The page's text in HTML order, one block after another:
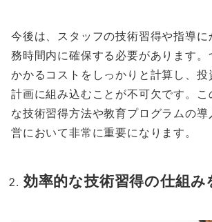
今後は、スタッフの技術習得や指導に
務時間内に確保する必要があります。
かかるコストをしっかりと計算し、投
計画に組み込むことが不可欠です。こ
な技術習得方法や教育プログラムの導
営において非常に重要になります。
効率的な技術習得の仕組み